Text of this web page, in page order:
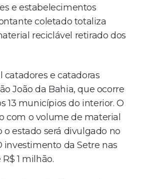
e estabelecimentos
coletado totaliza
reciclável retirado dos
catadores e catadoras
João da Bahia, que ocorre
13 municípios do interior. O
com o volume de material
estado será divulgado no
investimento da Setre nas
1 milhão.